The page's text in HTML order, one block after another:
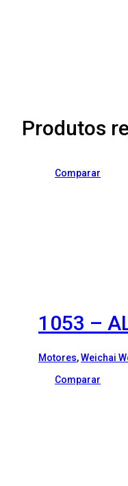
Produtos
Comparar
1053 –
Motores,Weichai
Comparar